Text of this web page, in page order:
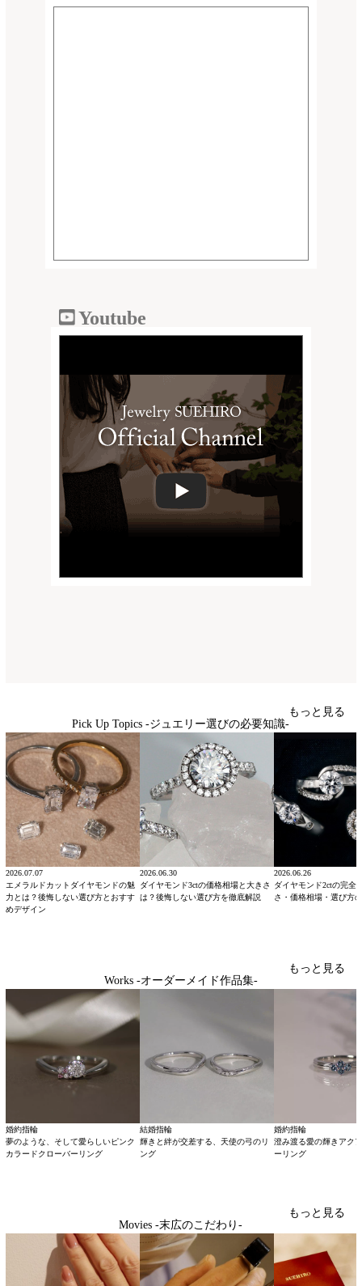
Youtube
Pick Up Topics -ジュエリー選びの必要知識-
もっと見る
2026.07.07
エメラルドカットダイヤモンドの魅
力とは？後悔しない選び方とおすす
めデザイン
2026.06.30
ダイヤモンド3ctの価格相場と大きさ
は？後悔しない選び方を徹底解説
2026.06.26
ダイヤモンド2ctの完全
さ・価格相場・選び方
Works -オーダーメイド作品集-
もっと見る
婚約指輪
夢のような、そして愛らしいピンク
カラードクローバーリング
結婚指輪
輝きと絆が交差する、天使の弓のリ
ング
婚約指輪
澄み渡る愛の輝きアク
ーリング
Movies -末広のこだわり-
もっと見る